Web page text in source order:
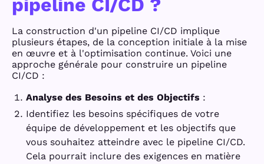
pipeline CI/CD ?
La construction d'un pipeline CI/CD implique
plusieurs étapes, de la conception initiale à la mise
en œuvre et à l'optimisation continue. Voici une
approche générale pour construire un pipeline
CI/CD :
Analyse des Besoins et des Objectifs :
Identifiez les besoins spécifiques de votre
équipe de développement et les objectifs que
vous souhaitez atteindre avec le pipeline CI/CD.
Cela pourrait inclure des exigences en matière